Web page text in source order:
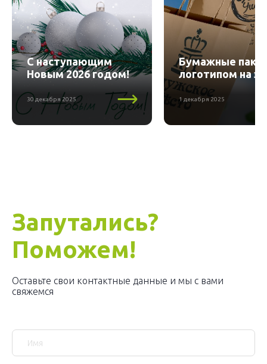
С наступающим
Новым 2026 годом!
30 декабря 2025
Бумажные
логотипом на
1 декабря 2025
Запутались?
Поможем!
Оставьте свои контактные данные и мы с вами
свяжемся